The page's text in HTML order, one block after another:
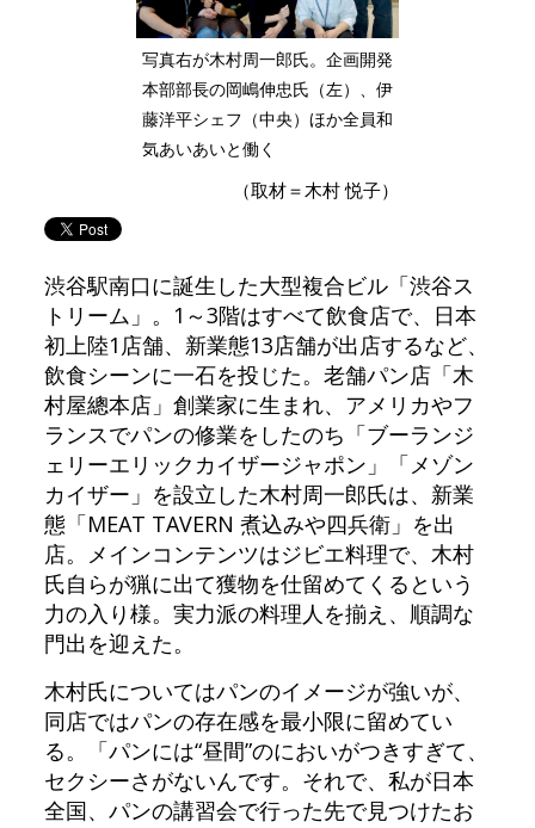
写真右が木村周一郎氏。企画開発
本部部長の岡嶋伸忠氏（左）、伊
藤洋平シェフ（中央）ほか全員和
気あいあいと働く
（取材＝木村 悦子）
渋谷駅南口に誕生した大型複合ビル「渋谷ス
トリーム」。1～3階はすべて飲食店で、日本
初上陸1店舗、新業態13店舗が出店するなど、
飲食シーンに一石を投じた。老舗パン店「木
村屋總本店」創業家に生まれ、アメリカやフ
ランスでパンの修業をしたのち「ブーランジ
ェリーエリックカイザージャポン」「メゾン
カイザー」を設立した木村周一郎氏は、新業
態「MEAT TAVERN 煮込みや四兵衛」を出
店。メインコンテンツはジビエ料理で、木村
氏自らが猟に出て獲物を仕留めてくるという
力の入り様。実力派の料理人を揃え、順調な
門出を迎えた。
木村氏についてはパンのイメージが強いが、
同店ではパンの存在感を最小限に留めてい
る。「パンには“昼間”のにおいがつきすぎて、
セクシーさがないんです。それで、私が日本
全国、パンの講習会で行った先で見つけたお